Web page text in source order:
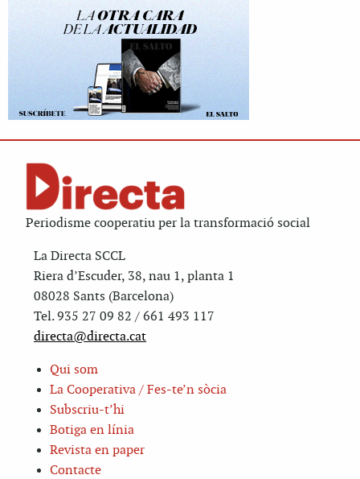
Periodisme cooperatiu per la transformació social
La Directa SCCL
Riera d’Escuder, 38, nau 1, planta 1
08028 Sants (Barcelona)
Tel. 935 27 09 82 / 661 493 117
directa@directa.cat
Qui som
La Cooperativa / Fes-te’n sòcia
Subscriu-t’hi
Botiga en línia
Revista en paper
Contacte